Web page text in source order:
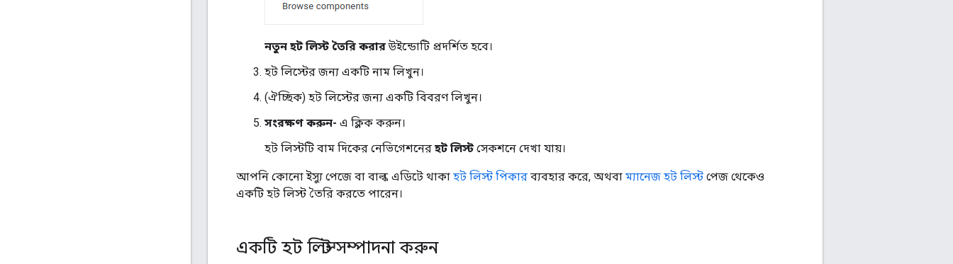
নতুন হট লিস্ট তৈরি করারউইন্ডোটি প্রদর্শিত হবে।
হট লিস্টের জন্য একটি নাম লিখুন।
(ঐচ্ছিক) হট লিস্টের জন্য একটি বিবরণ লিখুন।
সংরক্ষণ করুন- এ ক্লিক করুন।
হট লিস্টটি বাম দিকের নেভিগেশনের হট লিস্ট সেকশনে দেখা যায়।
আপনি কোনো ইস্যু পেজে বা বাল্ক এডিটে থাকা হট লিস্ট পিকার ব্যবহার করে, অথবা ম্যানেজ হট লিস্ট পেজ থেকেও
একটি হট লিস্ট তৈরি করতে পারেন।
একটি হট লিস্ট সম্পাদনা করুন